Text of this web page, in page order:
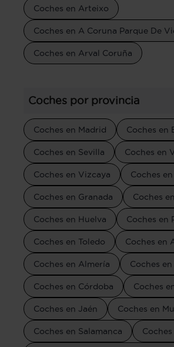
Coches en Arteixo
Coches en A Coruna Parque De
Coches en Arval Coruña
Coches por provincia
Coches en Madrid Coches en
Coches en Sevilla Coches en
Coches en Vizcaya Coches
Coches en Granada Coches
Coches en Huelva Coches en
Coches en Toledo Coches en
Coches en Almería Coches
Coches en Córdoba Coches
Coches en Jaén Coches en
Coches en Salamanca